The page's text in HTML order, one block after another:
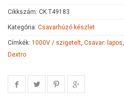
Cikkszám: CK T49183
Kategória: Csavarhúzó készlet
Címkék: 1000V / szigetelt, Csavar: lapos,
Dextro